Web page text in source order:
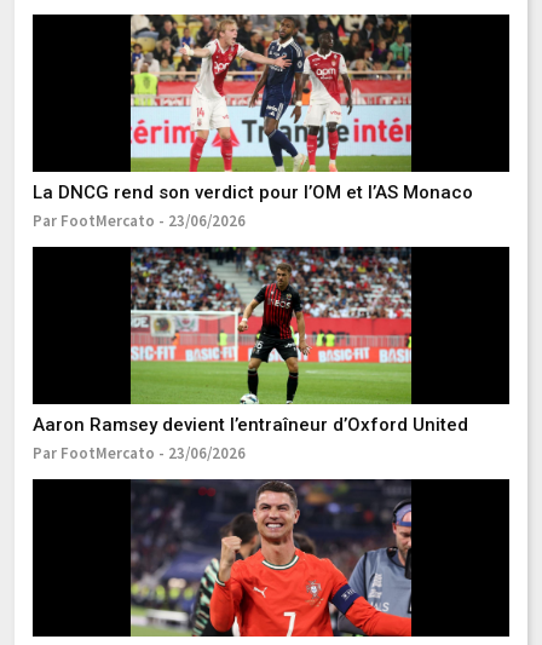
La DNCG rend son verdict pour l’OM et l’AS Monaco
Par FootMercato - 23/06/2026
Aaron Ramsey devient l’entraîneur d’Oxford United
Par FootMercato - 23/06/2026